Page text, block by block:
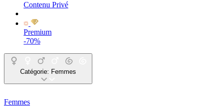
Contenu Privé
Premium
-70%
Catégorie: Femmes
Femmes